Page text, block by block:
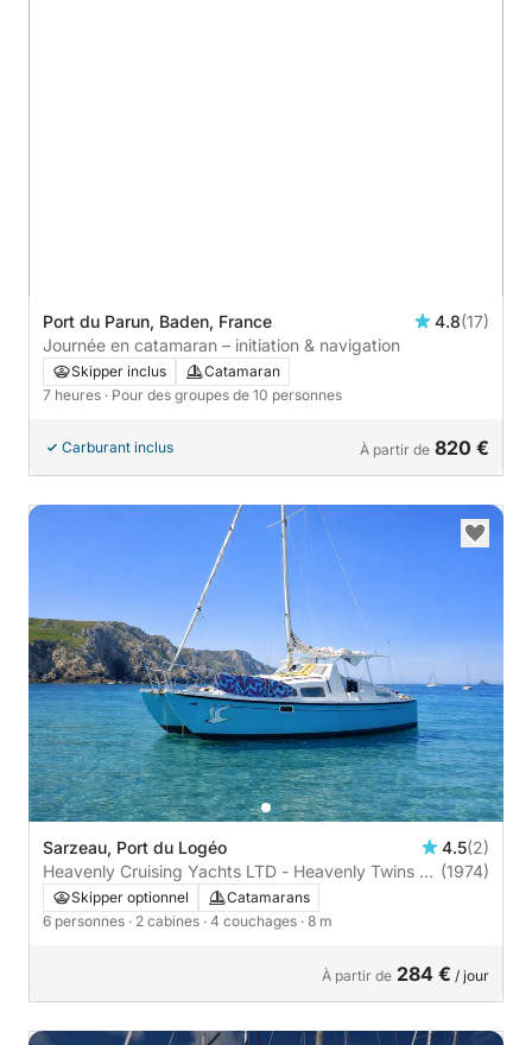
Port du Parun, Baden, France 4.8(17)
Journée en catamaran – initiation & navigation
Skipper inclus
Catamaran
7 heures · Pour des groupes de 10 personnes
Carburant inclus À partir de 820 €
Sarzeau, Port du Logéo 4.5(2)
Heavenly Cruising Yachts LTD - Heavenly Twins 27
| 2 cabines
(1974)
Skipper optionnel
Catamarans
6 personnes · 2 cabines · 4 couchages · 8 m
À partir de 284 € / jour